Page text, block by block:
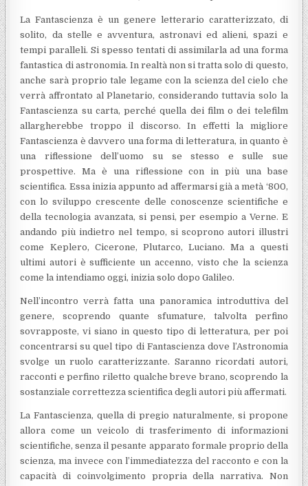
La Fantascienza è un genere letterario caratterizzato, di
solito, da stelle e avventura, astronavi ed alieni, spazi e
tempi paralleli. Si spesso tentati di assimilarla ad una forma
fantastica di astronomia. In realtà non si tratta solo di questo,
anche sarà proprio tale legame con la scienza del cielo che
verrà affrontato al Planetario, considerando tuttavia solo la
Fantascienza su carta, perché quella dei film o dei telefilm
allargherebbe troppo il discorso. In effetti la migliore
Fantascienza è davvero una forma di letteratura, in quanto è
una riflessione dell’uomo su se stesso e sulle sue
prospettive. Ma è una riflessione con in più una base
scientifica. Essa inizia appunto ad affermarsi già a metà ‘800,
con lo sviluppo crescente delle conoscenze scientifiche e
della tecnologia avanzata, si pensi, per esempio a Verne. E
andando più indietro nel tempo, si scoprono autori illustri
come Keplero, Cicerone, Plutarco, Luciano. Ma a questi
ultimi autori è sufficiente un accenno, visto che la scienza
come la intendiamo oggi, inizia solo dopo Galileo.
Nell’incontro verrà fatta una panoramica introduttiva del
genere, scoprendo quante sfumature, talvolta perfino
sovrapposte, vi siano in questo tipo di letteratura, per poi
concentrarsi su quel tipo di Fantascienza dove l’Astronomia
svolge un ruolo caratterizzante. Saranno ricordati autori,
racconti e perfino riletto qualche breve brano, scoprendo la
sostanziale correttezza scientifica degli autori più affermati.
La Fantascienza, quella di pregio naturalmente, si propone
allora come un veicolo di trasferimento di informazioni
scientifiche, senza il pesante apparato formale proprio della
scienza, ma invece con l’immediatezza del racconto e con la
capacità di coinvolgimento propria della narrativa. Non